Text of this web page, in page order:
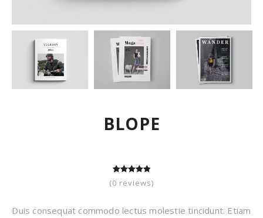
ВLOPE
out of
5
based on
2
(0 reviews)
Duis consequat commodo lectus molestie tincidunt. Etiam